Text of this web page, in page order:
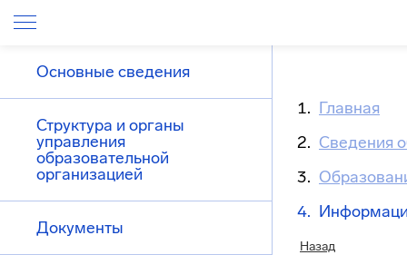
Основные сведения
Структура и органы
управления
образовательной
организацией
Документы
Главная
Сведения
Назад